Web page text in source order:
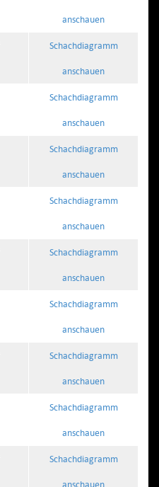
anschauen
Schachdiagramm
anschauen
Schachdiagramm
anschauen
Schachdiagramm
anschauen
Schachdiagramm
anschauen
Schachdiagramm
anschauen
Schachdiagramm
anschauen
Schachdiagramm
anschauen
Schachdiagramm
anschauen
Schachdiagramm
anschauen